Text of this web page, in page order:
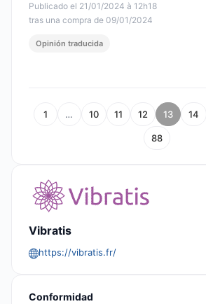
Publicado el 21/01/2024 à 12h18
tras una compra de 09/01/2024
Opinión traducida
1 … 10 11 12 13 14
88
Vibratis
https://vibratis.fr/
Conformidad